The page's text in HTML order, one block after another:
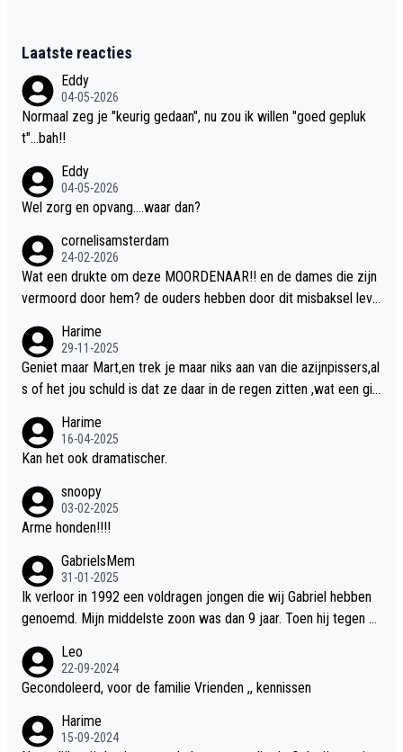
Laatste reacties
Eddy
04-05-2026
Normaal zeg je "keurig gedaan", nu zou ik willen "goed gepluk
t"...bah!!
Eddy
04-05-2026
Wel zorg en opvang....waar dan?
cornelisamsterdam
24-02-2026
Wat een drukte om deze MOORDENAAR!! en de dames die zijn
vermoord door hem? de ouders hebben door dit misbaksel leve
t!!
Harime
29-11-2025
Geniet maar Mart,en trek je maar niks aan van die azijnpissers,al
s of het jou schuld is dat ze daar in de regen zitten ,wat een gill
Harime
16-04-2025
Kan het ook dramatischer.
snoopy
03-02-2025
Arme honden!!!!
GabrielsMem
31-01-2025
Ik verloor in 1992 een voldragen jongen die wij Gabriel hebben
genoemd. Mijn middelste zoon was dan 9 jaar. Toen hij tegen d
verteld in Groningen. Ik gun Anouk en Douwe Bob hun rouw verd
riet en als ervaringsdeskundige heb ik zeker begrip hiervoor. Wa
delijk overeenkomend met mijn gezins verlies in 1992 een soor
t ready-made lied geschreven, geproduceerd en op de radio te
Leo
22-09-2024
Gecondoleerd, voor de familie Vrienden ,, kennissen
Harime
15-09-2024